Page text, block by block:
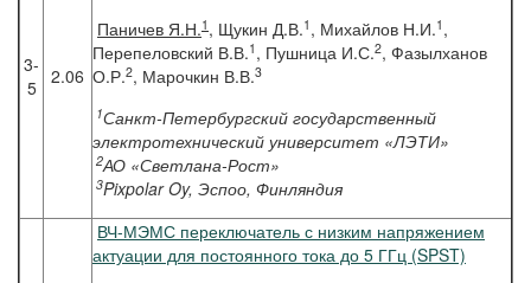
3-
5
2.06
Паничев Я.Н.1 , Щукин Д.В.1 , Михайлов Н.И.1 ,
Перепеловский В.В.1 , Пушница И.С.2, Фазылханов
О.Р.2, Марочкин В.В.3
1Санкт-Петербургский государственный
электротехнический университет «ЛЭТИ»
2АО «Светлана-Рост»
3Pixpolar Oy, Эспоо, Финляндия
ВЧ-МЭМС переключатель с низким напряжением
актуации для постоянного тока до 5 ГГц (SPST)